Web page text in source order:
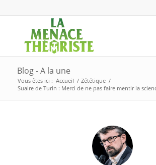
Blog - A la une
Vous êtes ici : Accueil / Zététique /
Suaire de Turin : Merci de ne pas faire mentir la